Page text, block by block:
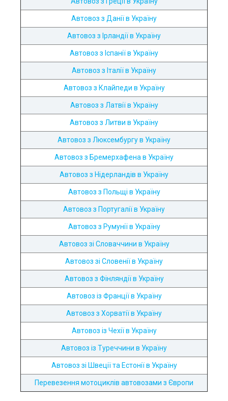
Автовоз з Данії в Україну
Автовоз з Ірландії в Україну
Автовоз з Іспанії в Україну
Автовоз з Італії в Україну
Автовоз з Клайпеди в Україну
Автовоз з Латвії в Україну
Автовоз з Литви в Україну
Автовоз з Люксембургу в Україну
Автовоз з Бремерхафена в Україну
Автовоз з Нідерландів в Україну
Автовоз з Польщі в Україну
Автовоз з Португалії в Україну
Автовоз з Румунії в Україну
Автовоз зі Словаччини в Україну
Автовоз зі Словенії в Україну
Автовоз з Фінляндії в Україну
Автовоз із Франції в Україну
Автовоз з Хорватії в Україну
Автовоз із Чехії в Україну
Автовоз із Туреччини в Україну
Автовоз зі Швеції та Естонії в Україну
Перевезення мотоциклів автовозами з Європи